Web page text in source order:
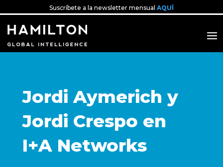
Suscríbete a la newsletter mensual AQUÍ
Jordi Aymerich y
Jordi Crespo en
I+A Networks